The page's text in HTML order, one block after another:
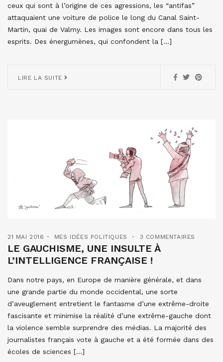
ceux qui sont à l’origine de ces agressions, les “antifas”
attaquaient une voiture de police le long du Canal Saint-
Martin, quai de Valmy. Les images sont encore dans tous les
esprits. Des énergumènes, qui confondent la […]
LIRE LA SUITE
21 MAI 2016 MES IDÉES POLITIQUES 3 COMMENTAIRES
LE GAUCHISME, UNE INSULTE À
L’INTELLIGENCE FRANÇAISE !
Dans notre pays, en Europe de manière générale, et dans
une grande partie du monde occidental, une sorte
d’aveuglement entretient le fantasme d’une extrême-droite
fascisante et minimise la réalité d’une extrême-gauche dont
la violence semble surprendre des médias. La majorité des
journalistes français vote à gauche et a été formée dans des
écoles de sciences […]